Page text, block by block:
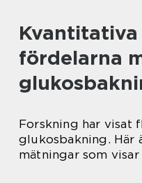
fördelarna
Forskning har visat
glukosbakning. Här
mätningar som